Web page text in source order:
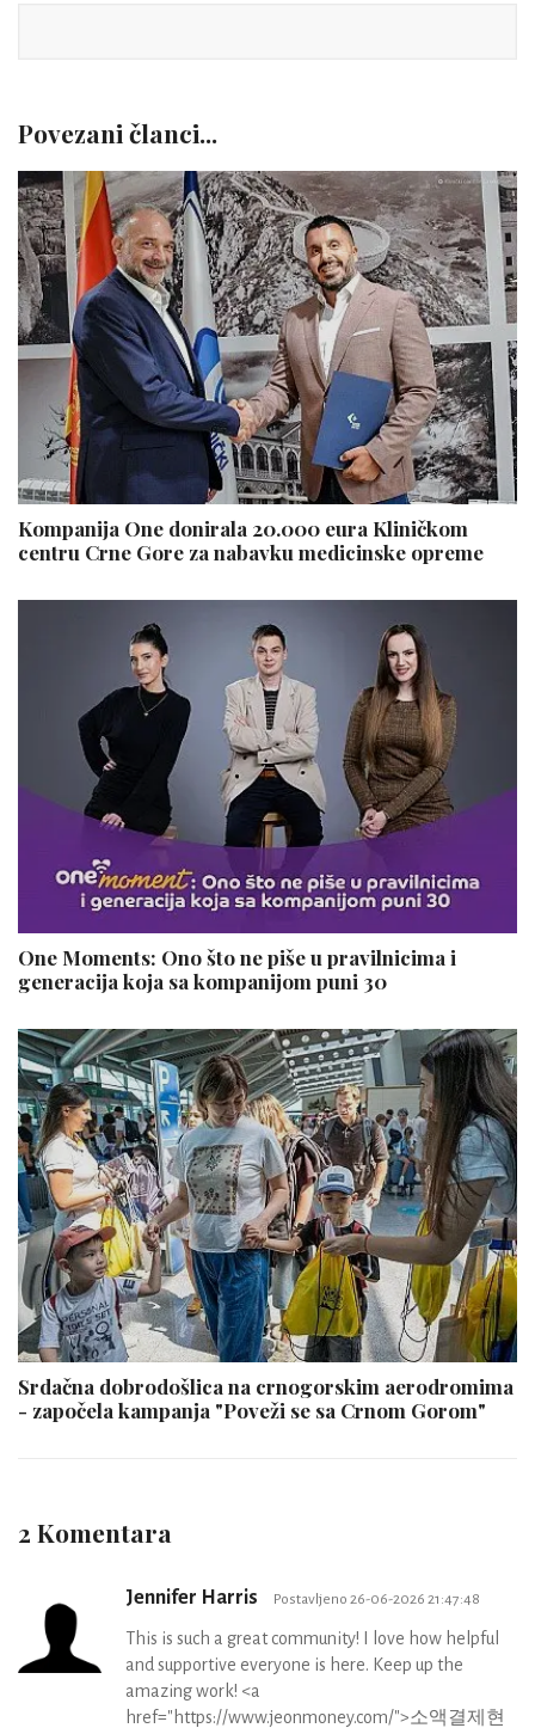
Povezani članci...
Kompanija One donirala 20.000 eura Kliničkom
centru Crne Gore za nabavku medicinske opreme
One Moments: Ono što ne piše u pravilnicima i
generacija koja sa kompanijom puni 30
Srdačna dobrodošlica na crnogorskim aerodromima
- započela kampanja "Poveži se sa Crnom Gorom"
2 Komentara
Jennifer Harris Postavljeno 26-06-2026 21:47:48
This is such a great community! I love how helpful
and supportive everyone is here. Keep up the
amazing work! <a
href="https://www.jeonmoney.com/">소액결제현